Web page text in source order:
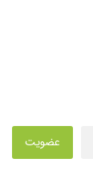
عضویت